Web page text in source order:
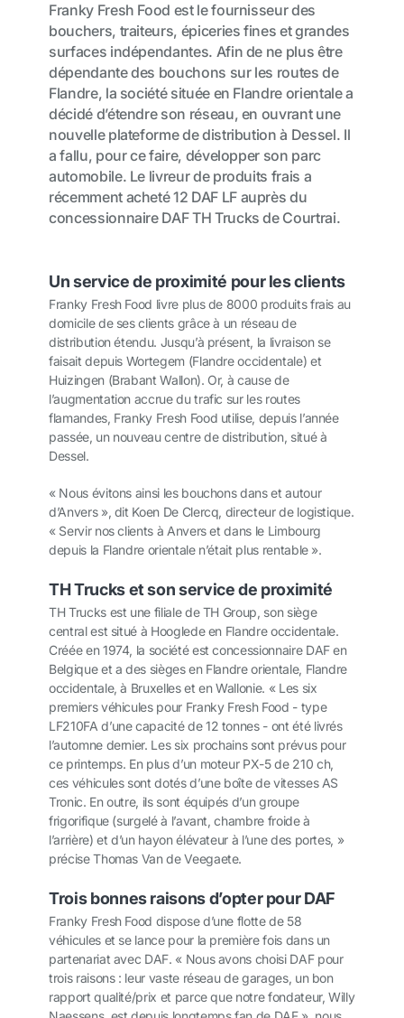
Franky Fresh Food est le fournisseur des
bouchers, traiteurs, épiceries fines et grandes
surfaces indépendantes. Afin de ne plus être
dépendante des bouchons sur les routes de
Flandre, la société située en Flandre orientale a
décidé d’étendre son réseau, en ouvrant une
nouvelle plateforme de distribution à Dessel. Il
a fallu, pour ce faire, développer son parc
automobile. Le livreur de produits frais a
récemment acheté 12 DAF LF auprès du
concessionnaire DAF TH Trucks de Courtrai.
Un service de proximité pour les clients
Franky Fresh Food livre plus de 8000 produits frais au
domicile de ses clients grâce à un réseau de
distribution étendu. Jusqu’à présent, la livraison se
faisait depuis Wortegem (Flandre occidentale) et
Huizingen (Brabant Wallon). Or, à cause de
l’augmentation accrue du trafic sur les routes
flamandes, Franky Fresh Food utilise, depuis l’année
passée, un nouveau centre de distribution, situé à
Dessel.
« Nous évitons ainsi les bouchons dans et autour
d’Anvers », dit Koen De Clercq, directeur de logistique.
« Servir nos clients à Anvers et dans le Limbourg
depuis la Flandre orientale n’était plus rentable ».
TH Trucks et son service de proximité
TH Trucks est une filiale de TH Group, son siège
central est situé à Hooglede en Flandre occidentale.
Créée en 1974, la société est concessionnaire DAF en
Belgique et a des sièges en Flandre orientale, Flandre
occidentale, à Bruxelles et en Wallonie. « Les six
premiers véhicules pour Franky Fresh Food - type
LF210FA d’une capacité de 12 tonnes - ont été livrés
l’automne dernier. Les six prochains sont prévus pour
ce printemps. En plus d’un moteur PX-5 de 210 ch,
ces véhicules sont dotés d’une boîte de vitesses AS
Tronic. En outre, ils sont équipés d’un groupe
frigorifique (surgelé à l’avant, chambre froide à
l’arrière) et d’un hayon élévateur à l’une des portes, »
précise Thomas Van de Veegaete.
Trois bonnes raisons d’opter pour DAF
Franky Fresh Food dispose d’une flotte de 58
véhicules et se lance pour la première fois dans un
partenariat avec DAF. « Nous avons choisi DAF pour
trois raisons : leur vaste réseau de garages, un bon
rapport qualité/prix et parce que notre fondateur, Willy